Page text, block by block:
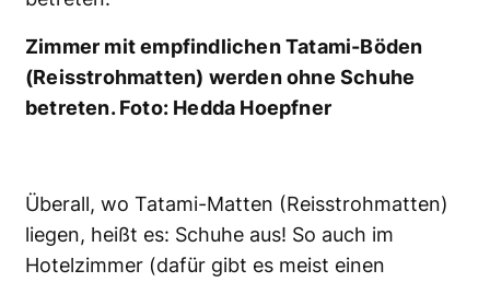
Zimmer mit empfindlichen Tatami-Böden
(Reisstrohmatten) werden ohne Schuhe
betreten. Foto: Hedda Hoepfner
Überall, wo Tatami-Matten (Reisstrohmatten)
liegen, heißt es: Schuhe aus! So auch im
Hotelzimmer (dafür gibt es meist einen